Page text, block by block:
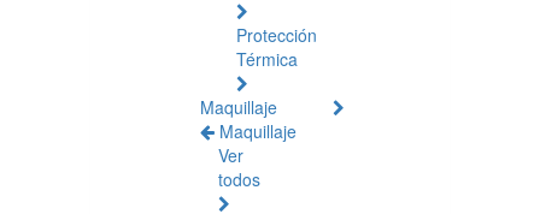
Protección
Térmica
Maquillaje
Maquillaje
Ver
todos